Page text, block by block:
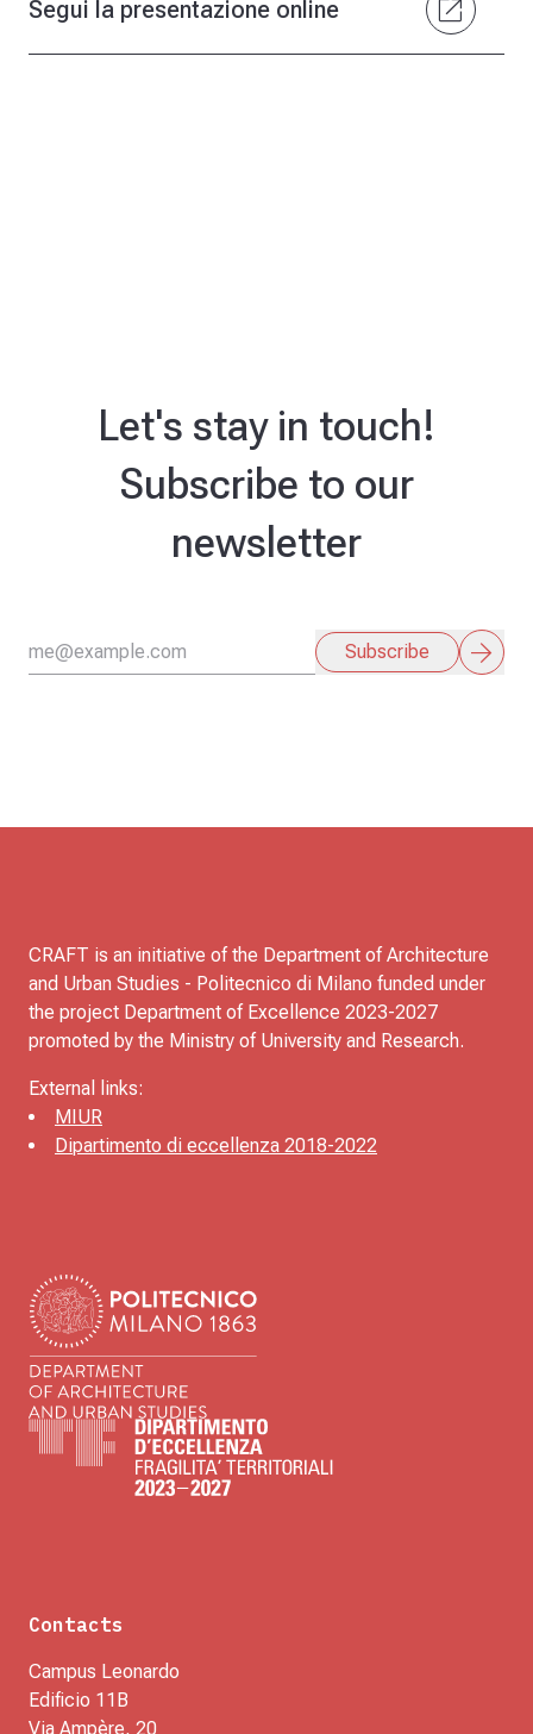
Segui la presentazione online open_in_new
Let's stay in touch!
Subscribe to our
newsletter
Subscribe arrow_forward
CRAFT is an initiative of the Department of Architecture
and Urban Studies - Politecnico di Milano funded under
the project Department of Excellence 2023-2027
promoted by the Ministry of University and Research.
External links:
MIUR
Dipartimento di eccellenza 2018-2022
Contacts
Campus Leonardo
Edificio 11B
Via Ampère, 20